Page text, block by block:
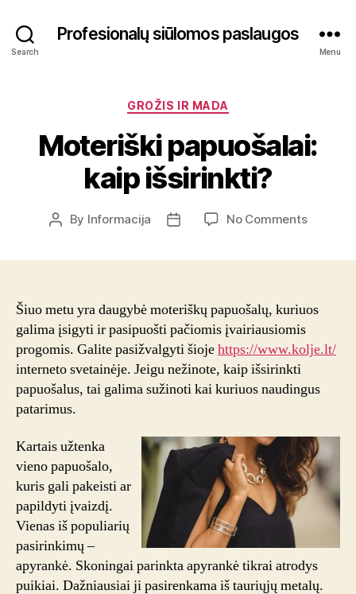
Search
Profesionalų siūlomos paslaugos
Menu
Categories
GROŽIS IR MADA
Moteriški papuošalai:
kaip išsirinkti?
Post
By Informacija
Post
No Commentson
Šiuo metu yra daugybė moteriškų papuošalų, kuriuos
galima įsigyti ir pasipuošti pačiomis įvairiausiomis
progomis. Galite pasižvalgyti šiojehttps://www.kolje.lt/
interneto svetainėje. Jeigu nežinote, kaip išsirinkti
papuošalus, tai galima sužinoti kai kuriuos naudingus
patarimus.
Kartais užtenka
vieno papuošalo,
kuris gali pakeisti ar
papildyti įvaizdį.
Vienas iš populiarių
pasirinkimų –
apyrankė. Skoningai parinkta apyrankė tikrai atrodys
puikiai. Dažniausiai ji pasirenkama iš tauriųjų metalų.